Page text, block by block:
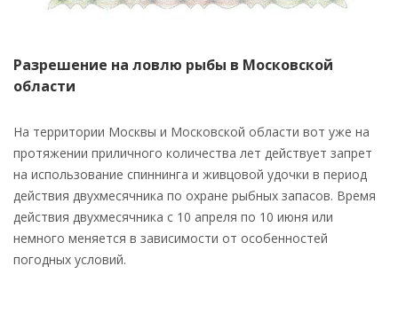
Разрешение на ловлю рыбы в Московской
области
На территории Москвы и Московской области вот уже на
протяжении приличного количества лет действует запрет
на использование спиннинга и живцовой удочки в период
действия двухмесячника по охране рыбных запасов. Время
действия двухмесячника с 10 апреля по 10 июня или
немного меняется в зависимости от особенностей
погодных условий.